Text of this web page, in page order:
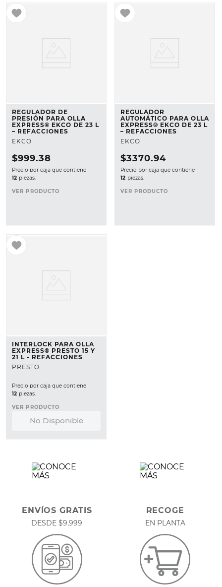
REGULADOR DE
PRESIÓN PARA OLLA
EXPRESS® EKCO DE 23 L
– REFACCIONES
EKCO
$999.38
Precio por caja que contiene
12 piezas.
VER PRODUCTO
REGULADOR
AUTOMÁTICO PARA OLLA
EXPRESS® EKCO DE 23 L
– REFACCIONES
EKCO
$3370.94
Precio por caja que contiene
12 piezas.
VER PRODUCTO
INTERLOCK PARA OLLA
EXPRESS® PRESTO 15 Y
21 L - REFACCIONES
PRESTO
Precio por caja que contiene
12 piezas.
VER PRODUCTO
No Disponible
ENVÍOS GRATIS
DESDE $9,999
RECOGE
EN PLANTA